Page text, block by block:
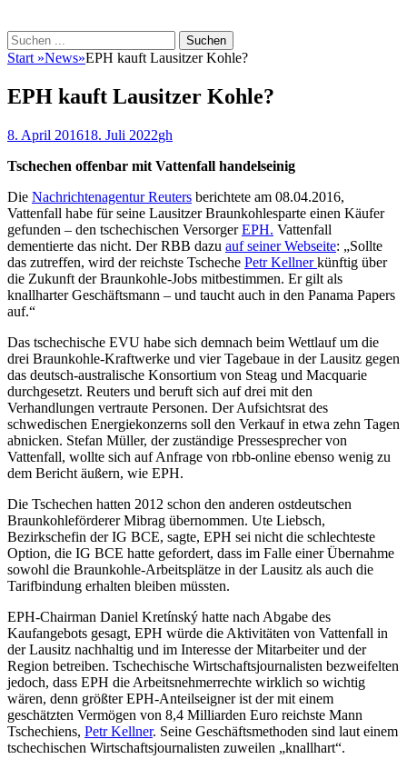
Suchen
Suchen
nach:
Start »News»EPH kauft Lausitzer Kohle?
EPH kauft Lausitzer Kohle?
Veröffentlicht
8. April 201618. Juli 2022Autor
gh
Tschechen offenbar mit Vattenfall handelseinig
Die Nachrichtenagentur Reuters berichtete am 08.04.2016,
Vattenfall habe für seine Lausitzer Braunkohlesparte einen Käufer
gefunden – den tschechischen VersorgerEPH. Vattenfall
dementierte das nicht. Der RBB dazu auf seiner Webseite: „Sollte
das zutreffen, wird der reichste Tscheche Petr Kellnerkünftig über
die Zukunft der Braunkohle-Jobs mitbestimmen. Er gilt als
knallharter Geschäftsmann – und taucht auch in den Panama Papers
auf.“
Das tschechische EVU habe sich demnach beim Wettlauf um die
drei Braunkohle-Kraftwerke und vier Tagebaue in der Lausitz gegen
das deutsch-australische Konsortium von Steag und Macquarie
durchgesetzt. Reuters und beruft sich auf drei mit den
Verhandlungen vertraute Personen. Der Aufsichtsrat des
schwedischen Energiekonzerns soll den Verkauf in etwa zehn Tagen
abnicken. Stefan Müller, der zuständige Pressesprecher von
Vattenfall, wollte sich auf Anfrage von rbb-online ebenso wenig zu
dem Bericht äußern, wie EPH.
Die Tschechen hatten 2012 schon den anderen ostdeutschen
Braunkohleförderer Mibrag übernommen. Ute Liebsch,
Bezirkschefin der IG BCE, sagte, EPH sei nicht die schlechteste
Option, die IG BCE hatte gefordert, dass im Falle einer Übernahme
sowohl die Braunkohle-Arbeitsplätze in der Lausitz als auch die
Tarifbindung erhalten bleiben müssten.
EPH-Chairman Daniel Kretínský hatte nach Abgabe des
Kaufangebots gesagt, EPH würde die Aktivitäten von Vattenfall in
der Lausitz nachhaltig und im Interesse der Mitarbeiter und der
Region betreiben. Tschechische Wirtschaftsjournalisten bezweifelten
jedoch, dass EPH die Arbeitsnehmerrechte wirklich so wichtig
wären, denn größter EPH-Anteilseigner ist der mit einem
geschätzten Vermögen von 8,4 Milliarden Euro reichste Mann
Tschechiens, Petr Kellner. Seine Geschäftsmethoden sind laut einem
tschechischen Wirtschaftsjournalisten zuweilen „knallhart“.